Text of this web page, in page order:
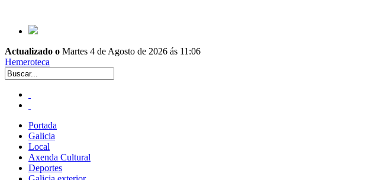
Actualizado o Martes 4 de Agosto de 2026 ás 11:06
Hemeroteca
Portada
Galicia
Local
Axenda Cultural
Deportes